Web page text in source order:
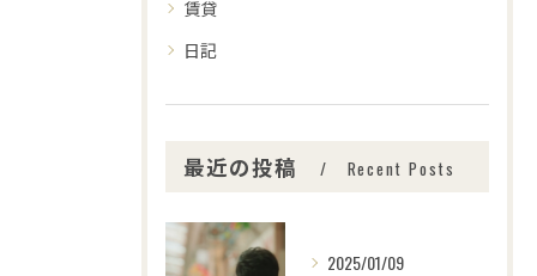
賃貸
日記
最近の投稿 Recent Posts
2025/01/09